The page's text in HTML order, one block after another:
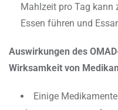
Mahlzeit pro Tag kann
Essen führen und
Auswirkungen des
Wirksamkeit von
Einige